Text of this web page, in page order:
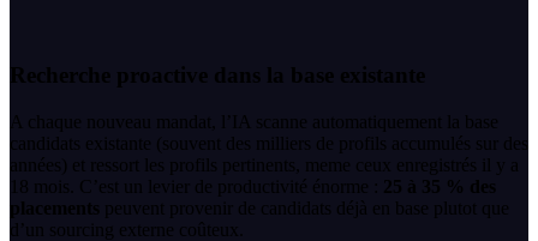
Recherche proactive dans la base existante
A chaque nouveau mandat, l’IA scanne automatiquement la base
candidats existante (souvent des milliers de profils accumulés sur des
années) et ressort les profils pertinents, meme ceux enregistrés il y a
18 mois. C’est un levier de productivité énorme : 25 à 35 % des
placements peuvent provenir de candidats déjà en base plutot que
d’un sourcing externe coûteux.